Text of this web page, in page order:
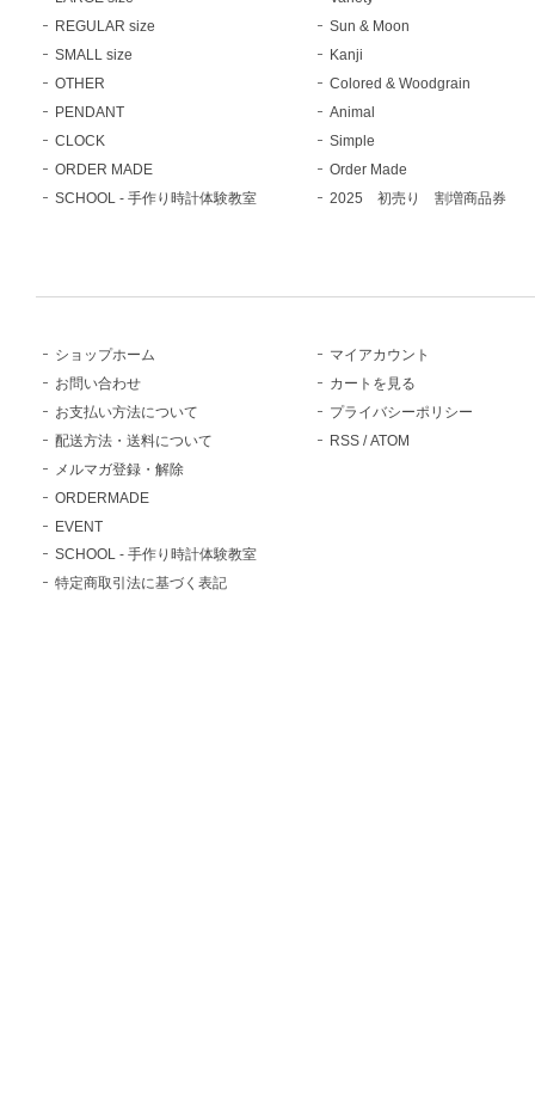
REGULAR size
SMALL size
OTHER
PENDANT
CLOCK
ORDER MADE
SCHOOL - 手作り時計体験教室
Sun & Moon
Kanji
Colored & Woodgrain
Animal
Simple
Order Made
2025 初売り 割増商品券
ショップホーム
お問い合わせ
お支払い方法について
配送方法・送料について
メルマガ登録・解除
ORDERMADE
EVENT
SCHOOL - 手作り時計体験教室
特定商取引法に基づく表記
マイアカウント
カートを見る
プライバシーポリシー
RSS /ATOM